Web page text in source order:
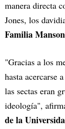
manera directa
Jones, los
Familia Manson
"Gracias a los
hasta acercarse
las sectas eran
ideología",
de la